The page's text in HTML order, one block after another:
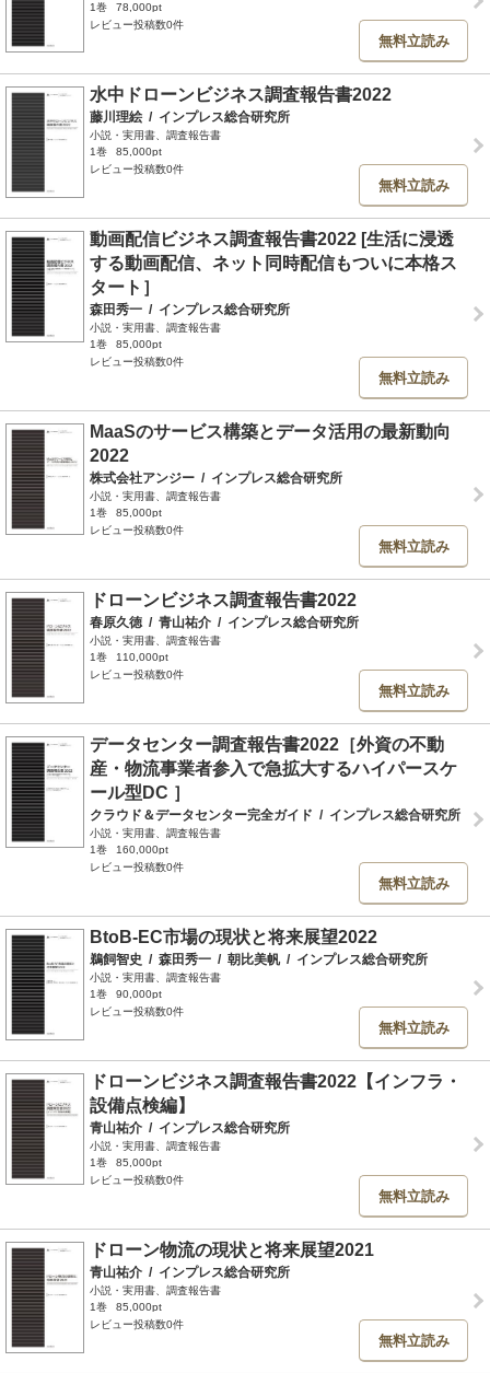
1巻
78,000pt
レビュー投稿数0件
無料立読み
水中ドローンビジネス調査報告書2022
藤川理絵 / インプレス総合研究所
小説・実用書、調査報告書
1巻
85,000pt
レビュー投稿数0件
無料立読み
動画配信ビジネス調査報告書2022 [生活に浸透
する動画配信、ネット同時配信もついに本格ス
タート］
森田秀一 / インプレス総合研究所
小説・実用書、調査報告書
1巻
85,000pt
レビュー投稿数0件
無料立読み
MaaSのサービス構築とデータ活用の最新動向
2022
株式会社アンジー / インプレス総合研究所
小説・実用書、調査報告書
1巻
85,000pt
レビュー投稿数0件
無料立読み
ドローンビジネス調査報告書2022
春原久徳 / 青山祐介 / インプレス総合研究所
小説・実用書、調査報告書
1巻
110,000pt
レビュー投稿数0件
無料立読み
データセンター調査報告書2022［外資の不動
産・物流事業者参入で急拡大するハイパースケ
ール型DC ］
クラウド＆データセンター完全ガイド / インプレス総合研究所
小説・実用書、調査報告書
1巻
160,000pt
レビュー投稿数0件
無料立読み
BtoB-EC市場の現状と将来展望2022
鵜飼智史 / 森田秀一 / 朝比美帆 / インプレス総合研究所
小説・実用書、調査報告書
1巻
90,000pt
レビュー投稿数0件
無料立読み
ドローンビジネス調査報告書2022【インフラ・
設備点検編】
青山祐介 / インプレス総合研究所
小説・実用書、調査報告書
1巻
85,000pt
レビュー投稿数0件
無料立読み
ドローン物流の現状と将来展望2021
青山祐介 / インプレス総合研究所
小説・実用書、調査報告書
1巻
85,000pt
レビュー投稿数0件
無料立読み